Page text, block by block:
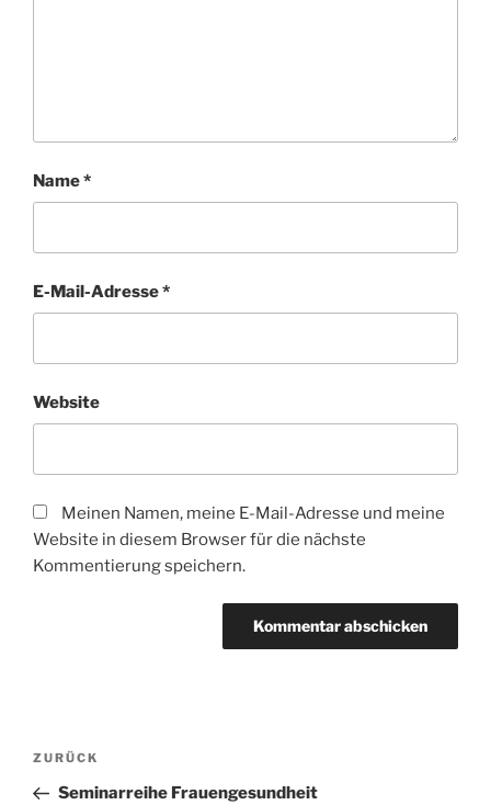
Name*
E-Mail-Adresse*
Website
Meinen Namen, meine E-Mail-Adresse und meine
Website in diesem Browser für die nächste
Kommentierung speichern.
Beitragsnavigation
Vorheriger
Beitrag
ZURÜCK
Seminarreihe Frauengesundheit